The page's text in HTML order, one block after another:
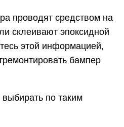
проводят средством на
склеивают эпоксидной
этой информацией,
бампер
по таким